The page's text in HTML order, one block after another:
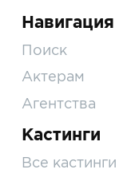
Навигация
Поиск
Актерам
Агентства
Кастинги
Все кастинги